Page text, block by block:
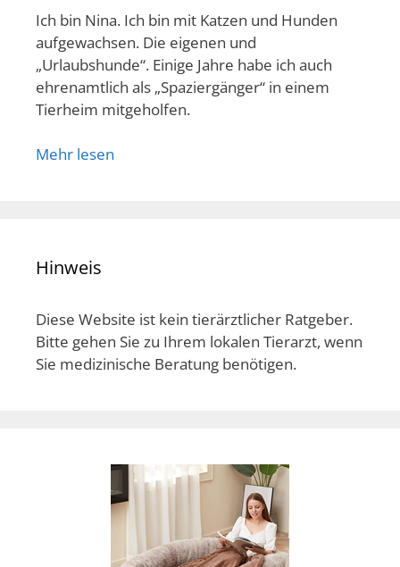
Ich bin Nina. Ich bin mit Katzen und Hunden
aufgewachsen. Die eigenen und
„Urlaubshunde“. Einige Jahre habe ich auch
ehrenamtlich als „Spaziergänger“ in einem
Tierheim mitgeholfen.
Mehr lesen
Hinweis
Diese Website ist kein tierärztlicher Ratgeber.
Bitte gehen Sie zu Ihrem lokalen Tierarzt, wenn
Sie medizinische Beratung benötigen.